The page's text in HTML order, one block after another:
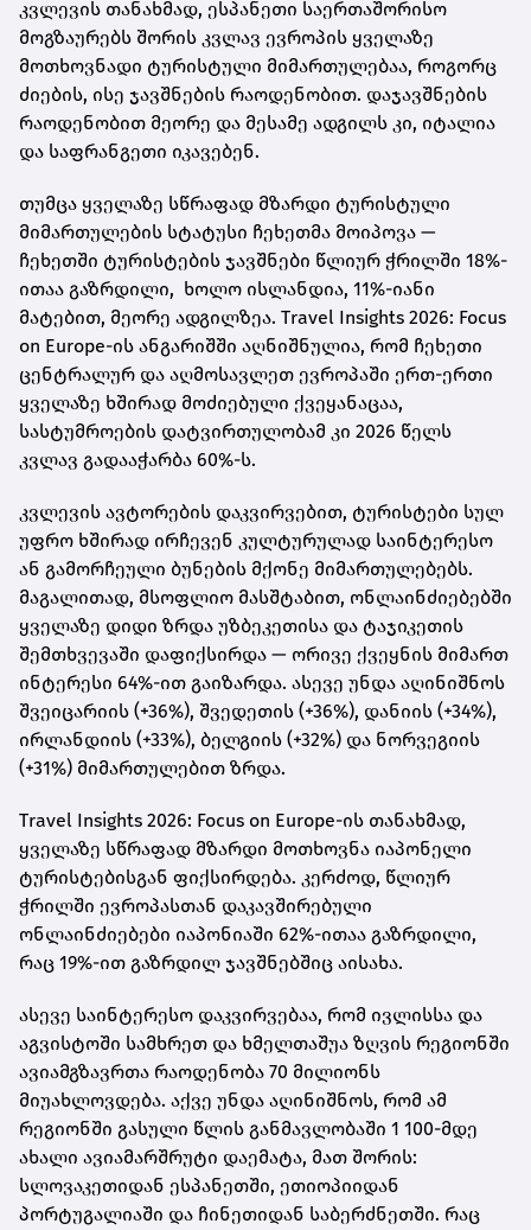
კვლევის თანახმად, ესპანეთი საერთაშორისო
მოგზაურებს შორის კვლავ ევროპის ყველაზე
მოთხოვნადი ტურისტული მიმართულებაა, როგორც
ძიების, ისე ჯავშნების რაოდენობით. დაჯავშნების
რაოდენობით მეორე და მესამე ადგილს კი, იტალია
და საფრანგეთი იკავებენ.
თუმცა ყველაზე სწრაფად მზარდი ტურისტული
მიმართულების სტატუსი ჩეხეთმა მოიპოვა —
ჩეხეთში ტურისტების ჯავშნები წლიურ ჭრილში 18%-
ითაა გაზრდილი, ხოლო ისლანდია, 11%-იანი
მატებით, მეორე ადგილზეა. Travel Insights 2026: Focus
on Europe-ის ანგარიშში აღნიშნულია, რომ ჩეხეთი
ცენტრალურ და აღმოსავლეთ ევროპაში ერთ-ერთი
ყველაზე ხშირად მოძიებული ქვეყანაცაა,
სასტუმროების დატვირთულობამ კი 2026 წელს
კვლავ გადააჭარბა 60%-ს.
კვლევის ავტორების დაკვირვებით, ტურისტები სულ
უფრო ხშირად ირჩევენ კულტურულად საინტერესო
ან გამორჩეული ბუნების მქონე მიმართულებებს.
მაგალითად, მსოფლიო მასშტაბით, ონლაინძიებებში
ყველაზე დიდი ზრდა უზბეკეთისა და ტაჯიკეთის
შემთხვევაში დაფიქსირდა — ორივე ქვეყნის მიმართ
ინტერესი 64%-ით გაიზარდა. ასევე უნდა აღინიშნოს
შვეიცარიის (+36%), შვედეთის (+36%), დანიის (+34%),
ირლანდიის (+33%), ბელგიის (+32%) და ნორვეგიის
(+31%) მიმართულებით ზრდა.
Travel Insights 2026: Focus on Europe-ის თანახმად,
ყველაზე სწრაფად მზარდი მოთხოვნა იაპონელი
ტურისტებისგან ფიქსირდება. კერძოდ, წლიურ
ჭრილში ევროპასთან დაკავშირებული
ონლაინძიებები იაპონიაში 62%-ითაა გაზრდილი,
რაც 19%-ით გაზრდილ ჯავშნებშიც აისახა.
ასევე საინტერესო დაკვირვებაა, რომ ივლისსა და
აგვისტოში სამხრეთ და ხმელთაშუა ზღვის რეგიონში
ავიამგზავრთა რაოდენობა 70 მილიონს
მიუახლოვდება. აქვე უნდა აღინიშნოს, რომ ამ
რეგიონში გასული წლის განმავლობაში 1 100-მდე
ახალი ავიამარშრუტი დაემატა, მათ შორის:
სლოვაკეთიდან ესპანეთში, ეთიოპიიდან
პორტუგალიაში და ჩინეთიდან საბერძნეთში. რაც